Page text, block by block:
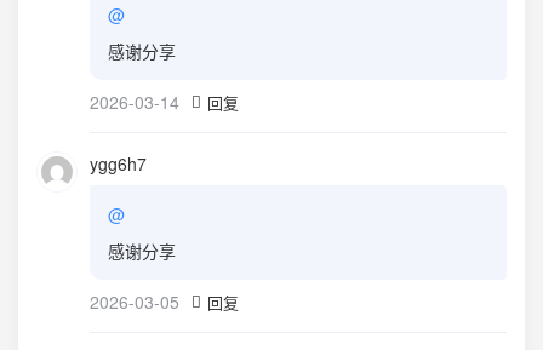
@
感谢分享
2026-03-14 回复
ygg6h7
@
感谢分享
2026-03-05 回复